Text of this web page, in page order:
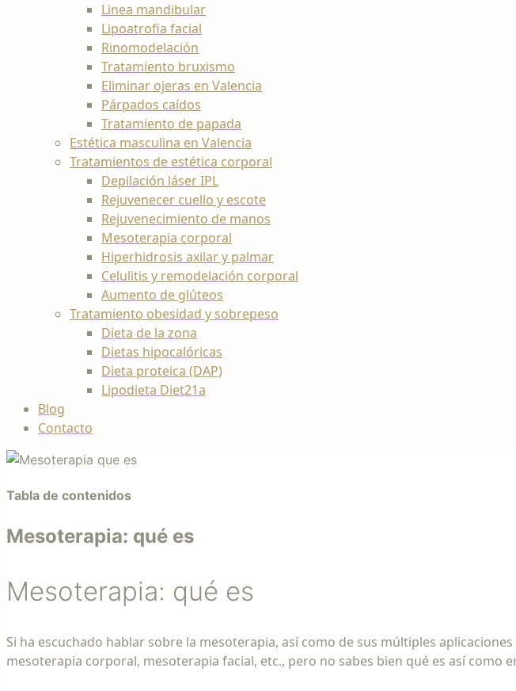
Linea mandibular
Lipoatrofia facial
Rinomodelación
Tratamiento bruxismo
Eliminar ojeras en Valencia
Párpados caídos
Tratamiento de papada
Estética masculina en Valencia
Tratamientos de estética corporal
Depilación láser IPL
Rejuvenecer cuello y escote
Rejuvenecimiento de manos
Mesoterapia corporal
Hiperhidrosis axilar y palmar
Celulitis y remodelación corporal
Aumento de glúteos
Tratamiento obesidad y sobrepeso
Dieta de la zona
Dietas hipocalóricas
Dieta proteica (DAP)
Lipodieta Diet21a
Blog
Contacto
Tabla de contenidos
Mesoterapia: qué es
Mesoterapia: qué es
Si ha escuchado hablar sobre la mesoterapia, así como de sus múltiples
mesoterapia corporal, mesoterapia facial, etc., pero no sabes bien qué es así como